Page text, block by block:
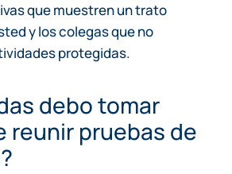
que muestren un trato
y los colegas que no
protegidas.
debo tomar
reunir pruebas de